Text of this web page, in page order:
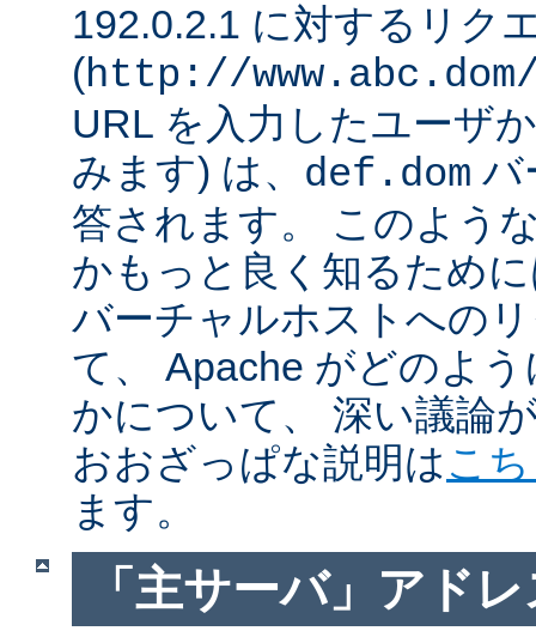
192.0.2.1 に対するリク
(http://
URL を入力したユーザ
みます) は、 def.dom バ
答されます。 このよう
かもっと良く知るため
バーチャルホストへの
て、 Apache がどのよ
かについて、 深い議論
おおざっぱな説明は こ
ます。
「主サーバ」アド